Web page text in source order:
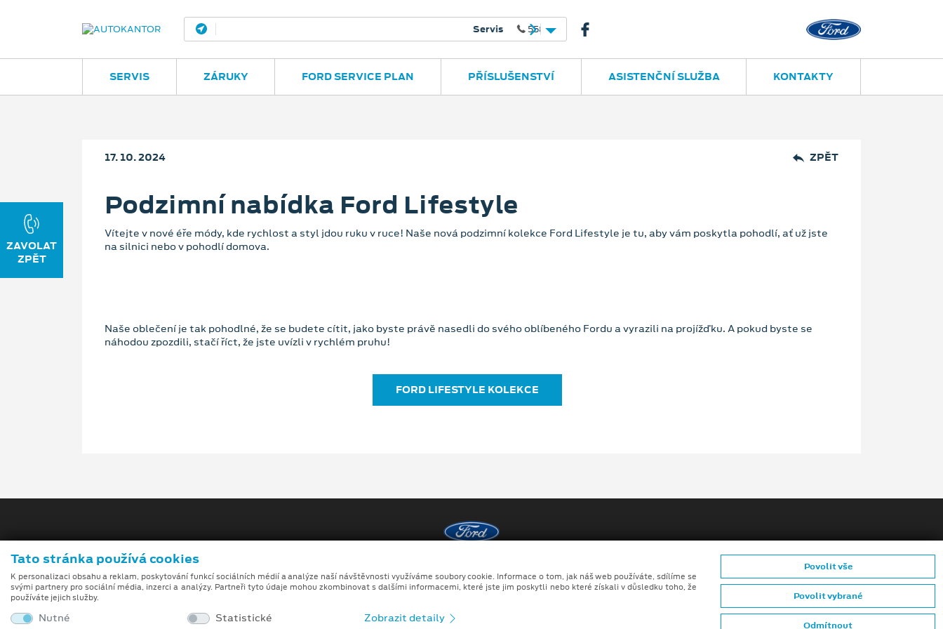
Díly a příslušenství
SERVIS ZÁRUKY FORD SERVICE PLAN PŘÍSLUŠENSTVÍ ASISTENČNÍ SLUŽBA KONTAKTY
17. 10. 2024 ZPĚT
Podzimní nabídka Ford Lifestyle
Vítejte v nové éře módy, kde rychlost a styl jdou ruku v ruce! Naše nová podzimní kolekce Ford Lifestyle je tu, aby vám poskytla pohodlí, ať už jste
na silnici nebo v pohodlí domova.
Naše oblečení je tak pohodlné, že se budete cítit, jako byste právě nasedli do svého oblíbeného Fordu a vyrazili na projížďku. A pokud byste se
náhodou zpozdili, stačí říct, že jste uvízli v rychlém pruhu!
FORD LIFESTYLE KOLEKCE
Obchodní podmínky
Ochrana osobních údajů Prohlášení o zpracování údajů konečných zákazníků
Při tvorbě videí a obrázků na tomto webu je využíváno kombinace tradičních fotografií či videí, počítačem generovaných snímků (CGI) z digitálních modelů vozidel a generativní
ZAVOLAT
ZPĚT
Tato stránka používá cookies
K personalizaci obsahu a reklam, poskytování funkcí sociálních médií a analýze naší návštěvnosti využíváme soubory cookie. Informace o tom, jak náš web používáte, sdílíme se
svými partnery pro sociální média, inzerci a analýzy. Partneři tyto údaje mohou zkombinovat s dalšími informacemi, které jste jim poskytli nebo které získali v důsledku toho, že
používáte jejich služby.
Nutné Statistické Zobrazit detaily
Odmítnout
Povolit vybrané
Povolit vše